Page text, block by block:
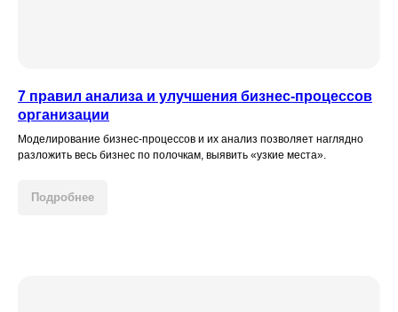
7 правил анализа и улучшения бизнес-процессов
организации
Моделирование бизнес-процессов и их анализ позволяет наглядно
разложить весь бизнес по полочкам, выявить «узкие места».
Подробнее